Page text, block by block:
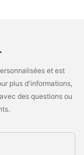
et est
plus d'informations,
des questions ou